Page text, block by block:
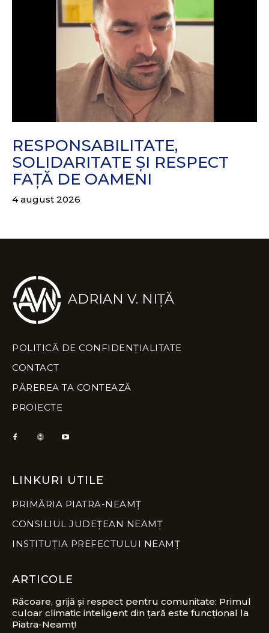
RESPONSABILITATE,
SOLIDARITATE ȘI RESPECT
FAȚĂ DE OAMENI
4 august 2026
ADRIAN V. NIȚĂ
POLITICĂ DE CONFIDENȚIALITATE
CONTACT
PĂREREA TA CONTEAZĂ
PROIECTE
LINKURI UTILE
PRIMĂRIA PIATRA-NEAMȚ
CONSILIUL JUDEȚEAN NEAMȚ
INSTITUȚIA PREFECTULUI NEAMȚ
ARTICOLE
Răcoare, grijă și respect pentru comunitate: Primul
culoar climatic inteligent din țară este funcțional la
Piatra-Neamț!